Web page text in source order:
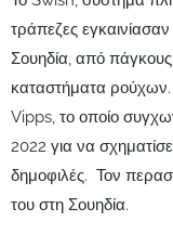
τράπεζες
Σουηδία, από πάγκους
καταστήματα ρούχων.
Vipps, το οποίο
2022 για να
δημοφιλές. Τον
του στη Σουηδία.